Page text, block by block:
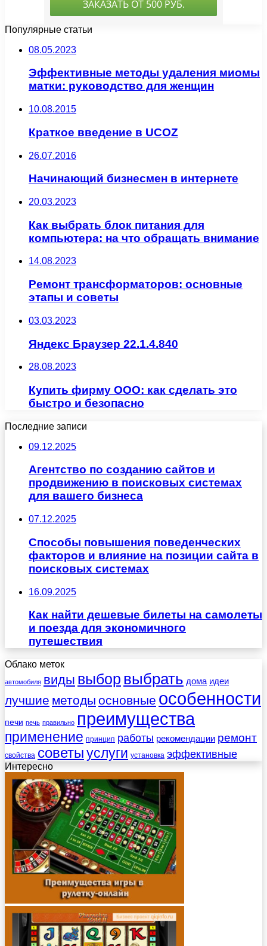
Популярные статьи
08.05.2023
Эффективные методы удаления миомы
матки: руководство для женщин
10.08.2015
Краткое введение в UCOZ
26.07.2016
Начинающий бизнесмен в интернете
20.03.2023
Как выбрать блок питания для
компьютера: на что обращать внимание
14.08.2023
Ремонт трансформаторов: основные
этапы и советы
03.03.2023
Яндекс Браузер 22.1.4.840
28.08.2023
Купить фирму ООО: как сделать это
быстро и безопасно
Последние записи
09.12.2025
Агентство по созданию сайтов и
продвижению в поисковых системах
для вашего бизнеса
07.12.2025
Способы повышения поведенческих
факторов и влияние на позиции сайта в
поисковых системах
16.09.2025
Как найти дешевые билеты на самолеты
и поезда для экономичного
путешествия
Облако меток
автомобиля виды выбор выбрать дома идеи
лучшие методы основные особенности
печи печь правильно преимущества
применение принцип работы рекомендации ремонт
свойства советыуслуги установка эффективные
Интересно